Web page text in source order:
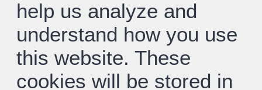
help us analyze and
understand how you use
this website. These
cookies will be stored in